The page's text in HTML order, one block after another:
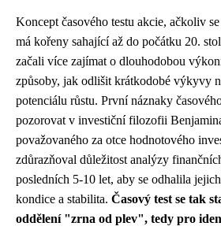
Koncept časového testu akcie, ačkoliv
má kořeny sahající až do počátku 20.
začali více zajímat o dlouhodobou
způsoby, jak odlišit krátkodobé výkyvy
potenciálu růstu. První náznaky
pozorovat v investiční filozofii
považovaného za otce hodnotového
zdůrazňoval důležitost analýzy
posledních 5-10 let, aby se odhalila
kondice a stabilita. Časový test se tak
oddělení "zrna od plev", tedy pro